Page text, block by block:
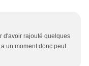
d'avoir rajouté quelques
un moment donc peut